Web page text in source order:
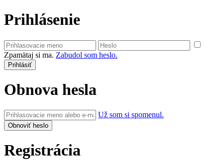
Prihlásenie
Zpamätaj si ma. Zabudol som heslo.
Obnova hesla
Už som si spomenul.
Registrácia